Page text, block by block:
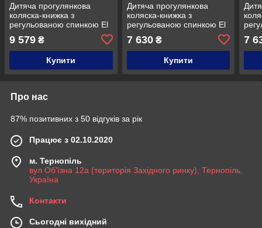
Дитяча прогулянкова
коляска-книжка з
регульованою спинкою El
Camino ME 1192 Volcanic
Gray Сірий
9 579 ₴
Купити
Дитяча прогулянкова
коляска-книжка з
регульованою спинкою El
Camino AMBER ME 1227
Сірий
7 630₴
Купити
7
Про нас
87% позитивних з 50 відгуків за рік
Працює з 02.10.2020
м. Тернопіль
вул Об'їзна 12а (територія Західного ринку), Тернопіль,
Україна
Контакти
Сьогодні вихідний